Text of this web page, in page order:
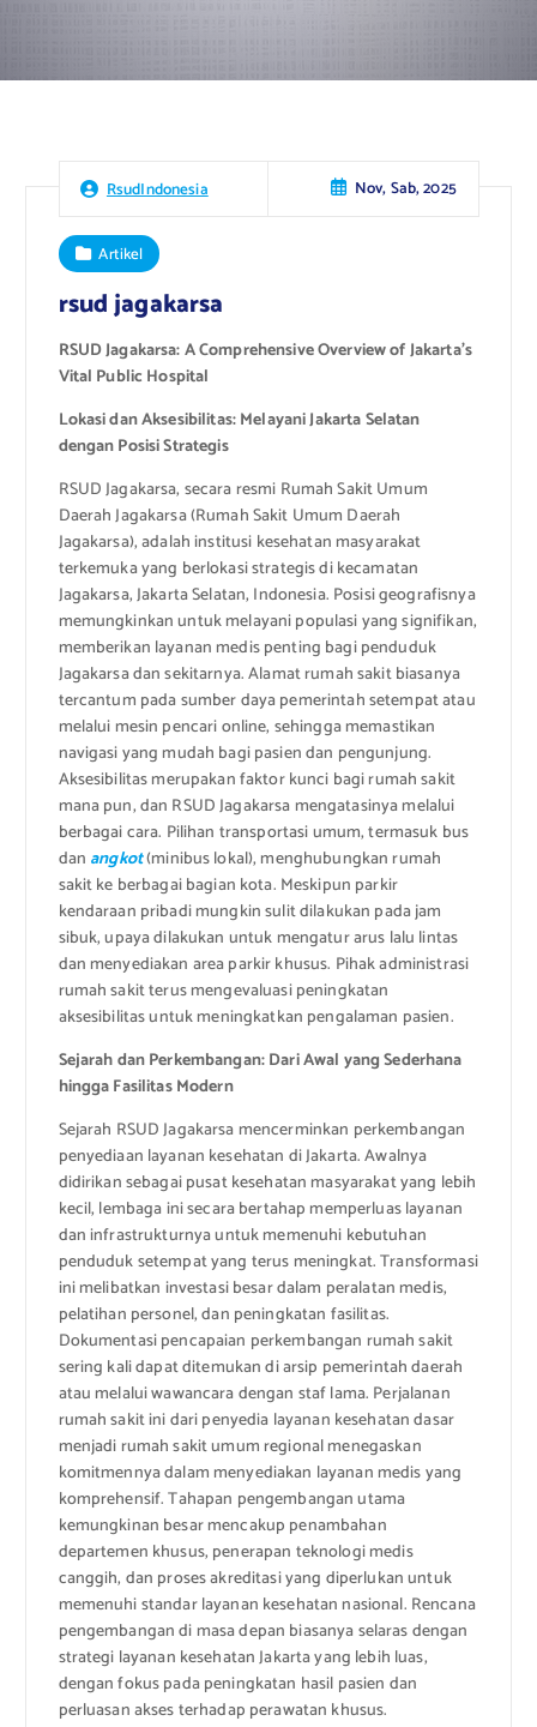
RsudIndonesia Nov, Sab, 2025
Artikel
rsud jagakarsa
RSUD Jagakarsa: A Comprehensive Overview of Jakarta’s
Vital Public Hospital
Lokasi dan Aksesibilitas: Melayani Jakarta Selatan
dengan Posisi Strategis
RSUD Jagakarsa, secara resmi Rumah Sakit Umum
Daerah Jagakarsa (Rumah Sakit Umum Daerah
Jagakarsa), adalah institusi kesehatan masyarakat
terkemuka yang berlokasi strategis di kecamatan
Jagakarsa, Jakarta Selatan, Indonesia. Posisi geografisnya
memungkinkan untuk melayani populasi yang signifikan,
memberikan layanan medis penting bagi penduduk
Jagakarsa dan sekitarnya. Alamat rumah sakit biasanya
tercantum pada sumber daya pemerintah setempat atau
melalui mesin pencari online, sehingga memastikan
navigasi yang mudah bagi pasien dan pengunjung.
Aksesibilitas merupakan faktor kunci bagi rumah sakit
mana pun, dan RSUD Jagakarsa mengatasinya melalui
berbagai cara. Pilihan transportasi umum, termasuk bus
dan angkot(minibus lokal), menghubungkan rumah
sakit ke berbagai bagian kota. Meskipun parkir
kendaraan pribadi mungkin sulit dilakukan pada jam
sibuk, upaya dilakukan untuk mengatur arus lalu lintas
dan menyediakan area parkir khusus. Pihak administrasi
rumah sakit terus mengevaluasi peningkatan
aksesibilitas untuk meningkatkan pengalaman pasien.
Sejarah dan Perkembangan: Dari Awal yang Sederhana
hingga Fasilitas Modern
Sejarah RSUD Jagakarsa mencerminkan perkembangan
penyediaan layanan kesehatan di Jakarta. Awalnya
didirikan sebagai pusat kesehatan masyarakat yang lebih
kecil, lembaga ini secara bertahap memperluas layanan
dan infrastrukturnya untuk memenuhi kebutuhan
penduduk setempat yang terus meningkat. Transformasi
ini melibatkan investasi besar dalam peralatan medis,
pelatihan personel, dan peningkatan fasilitas.
Dokumentasi pencapaian perkembangan rumah sakit
sering kali dapat ditemukan di arsip pemerintah daerah
atau melalui wawancara dengan staf lama. Perjalanan
rumah sakit ini dari penyedia layanan kesehatan dasar
menjadi rumah sakit umum regional menegaskan
komitmennya dalam menyediakan layanan medis yang
komprehensif. Tahapan pengembangan utama
kemungkinan besar mencakup penambahan
departemen khusus, penerapan teknologi medis
canggih, dan proses akreditasi yang diperlukan untuk
memenuhi standar layanan kesehatan nasional. Rencana
pengembangan di masa depan biasanya selaras dengan
strategi layanan kesehatan Jakarta yang lebih luas,
dengan fokus pada peningkatan hasil pasien dan
perluasan akses terhadap perawatan khusus.